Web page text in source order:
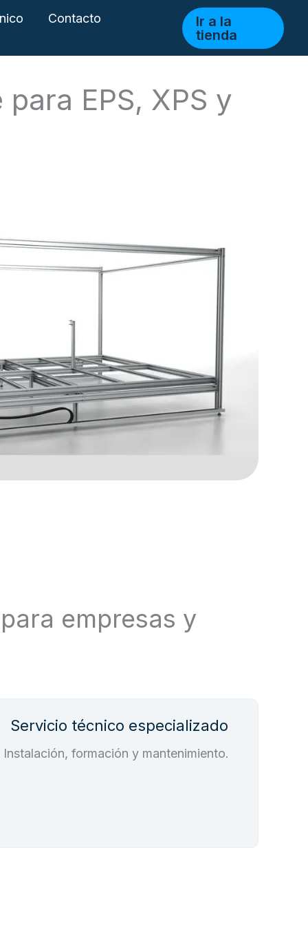
Contacto
Ir a la
tienda
EPS, XPS y
empresas y
Servicio técnico especializado
Instalación, formación y mantenimiento.